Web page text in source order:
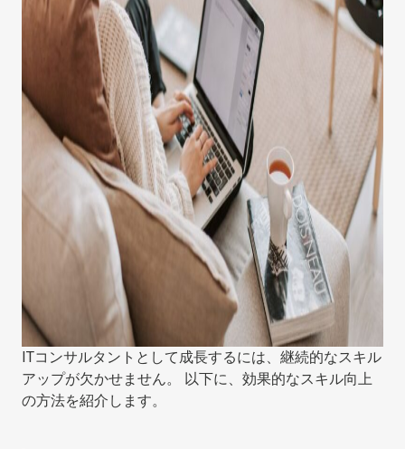
ITコンサルタントとして成長するには、継続的なスキル
アップが欠かせません。 以下に、効果的なスキル向上
の方法を紹介します。